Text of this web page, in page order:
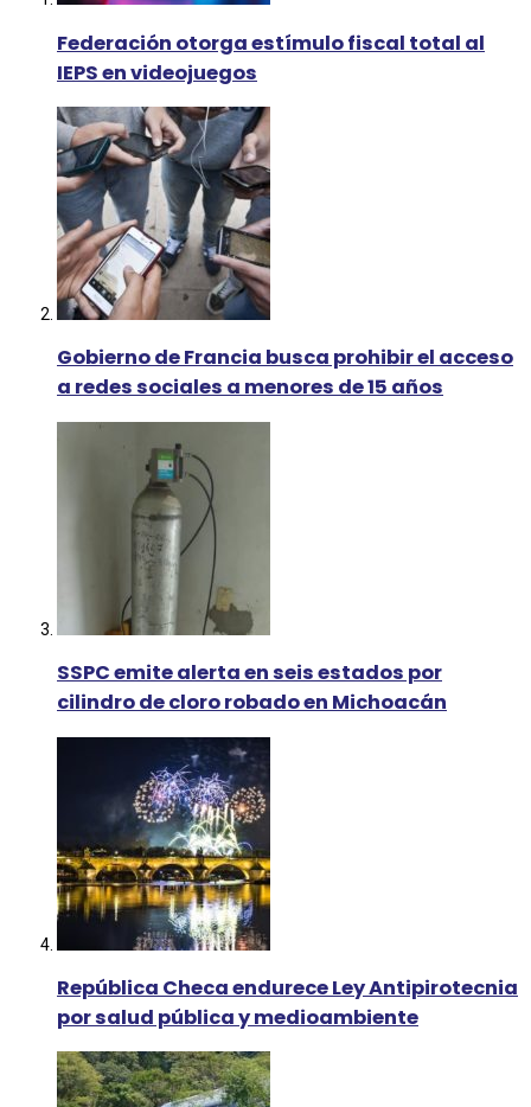
Federación otorga estímulo fiscal total al
IEPS en videojuegos
Gobierno de Francia busca prohibir el acceso
a redes sociales a menores de 15 años
SSPC emite alerta en seis estados por
cilindro de cloro robado en Michoacán
República Checa endurece Ley Antipirotecnia
por salud pública y medioambiente